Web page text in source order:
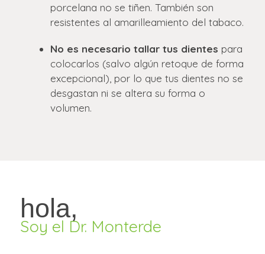
porcelana no se tiñen. También son
resistentes al amarilleamiento del tabaco.
No es necesario tallar tus dientes para
colocarlos (salvo algún retoque de forma
excepcional), por lo que tus dientes no se
desgastan ni se altera su forma o
volumen.
hola,
Soy el Dr. Monterde